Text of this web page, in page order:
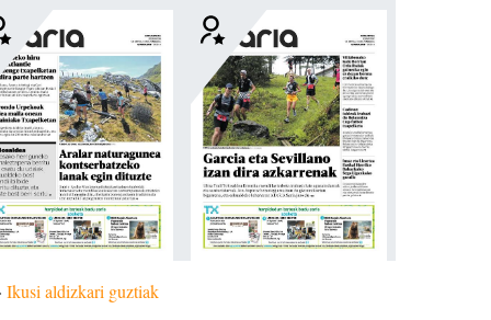
Ikusi aldizkari guztiak